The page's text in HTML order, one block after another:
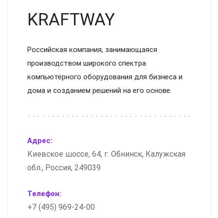
KRAFTWAY
Российская компания, занимающаяся
производством широкого спектра
компьютерного оборудования для бизнеса и
дома и созданием решений на его основе.
Адрес:
Киевское шоссе, 64, г. Обнинск, Калужская
обл., Россия, 249039
Телефон:
+7 (495) 969-24-00